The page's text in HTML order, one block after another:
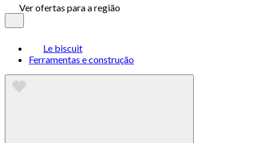
Ver ofertas para a região
Le biscuit
Ferramentas e construção